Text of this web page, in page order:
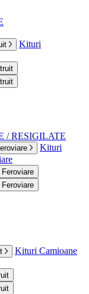
Kituri
/ RESIGILATE
Kituri
Kituri Camioane